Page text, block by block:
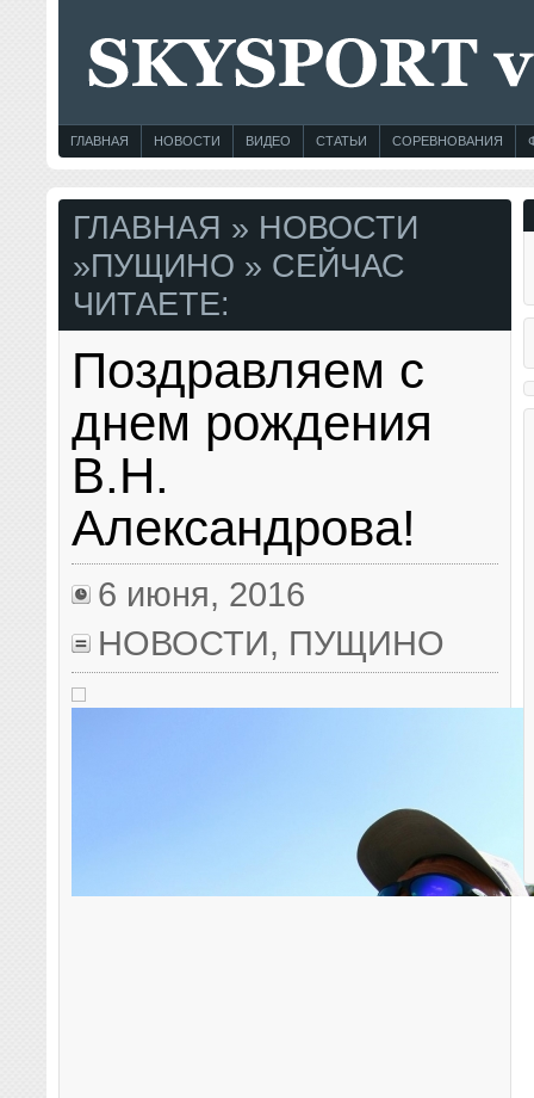
ГЛАВНАЯ НОВОСТИ ВИДЕО СТАТЬИ СОРЕВНОВАНИЯ
ГЛАВНАЯ » НОВОСТИ
»ПУЩИНО » СЕЙЧАС
ЧИТАЕТЕ:
Поздравляем с
днем рождения
В.Н.
Александрова!
6 июня, 2016
НОВОСТИ, ПУЩИНО